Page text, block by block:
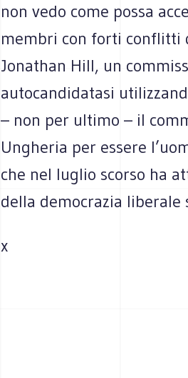
non vedo come possa
membri con forti conflitti
Jonathan Hill, un
autocandidatasi
– non per ultimo – il
Ungheria per essere
che nel luglio scorso ha
della democrazia liberale
x